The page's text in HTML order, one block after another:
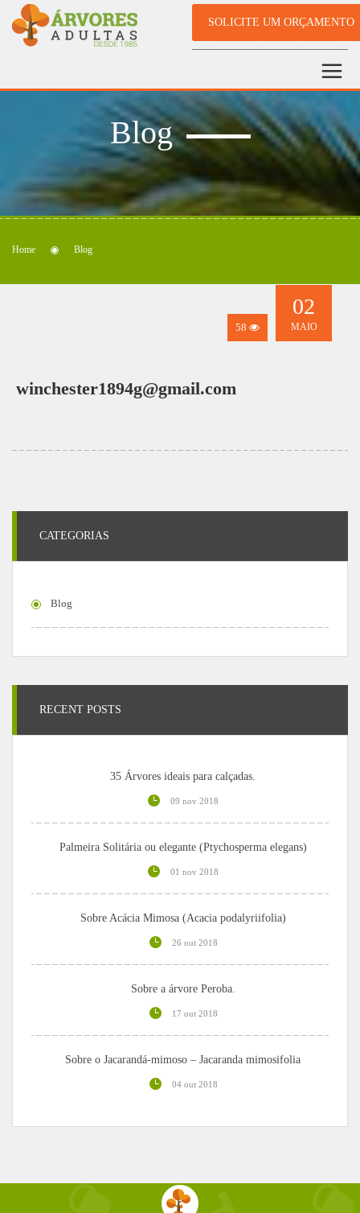
SOLICITE UM ORÇAMENTO
Blog
Home Blog
58
02
MAIO
winchester1894g@gmail.com
CATEGORIAS
Blog
RECENT POSTS
35 Árvores ideais para calçadas.
09 nov 2018
Palmeira Solitária ou elegante (Ptychosperma elegans)
01 nov 2018
Sobre Acácia Mimosa (Acacia podalyriifolia)
26 out 2018
Sobre a árvore Peroba.
17 out 2018
Sobre o Jacarandá-mimoso – Jacaranda mimosifolia
04 out 2018